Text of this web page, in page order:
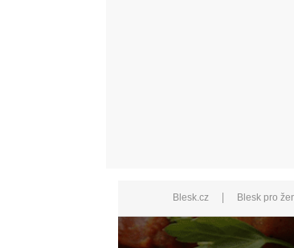
Blesk.cz | Blesk pro